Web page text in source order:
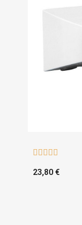
    
23,80 €